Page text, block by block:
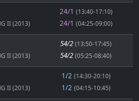
II (2013)
24/1 (13:40-17:10)
24/1 (04:25-09:00)
II (2013)
54/2 (13:50-17:45)
54/2 (05:25-08:40)
II (2013)
1/2 (14:30-20:10)
1/2 (04:15-10:45)